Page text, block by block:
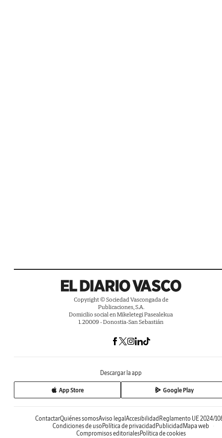
Copyright © Sociedad Vascongada de
Publicaciones, S.A.
Domicilio social en Mikeletegi Pasealekua
1. 20009 - Donostia-San Sebastián
Descargar la app
App Store Google Play
ContactarQuiénes somosAviso legal Accesibilidad Reglamento UE 2024/
Condiciones de uso Política de privacidad Publicidad Mapa web
Compromisos editorialesPolítica de cookies